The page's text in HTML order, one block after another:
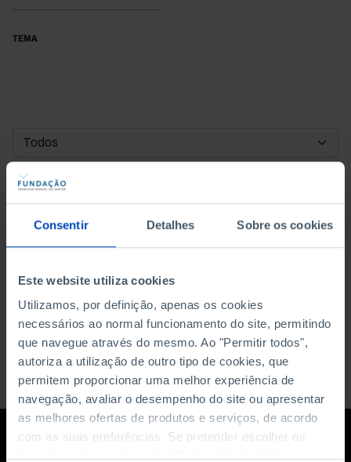
Consentir Detalhes Sobre os cookies
Este website utiliza cookies
Utilizamos, por definição, apenas os cookies
necessários ao normal funcionamento do site, permitindo
que navegue através do mesmo. Ao "Permitir todos",
autoriza a utilização de outro tipo de cookies, que
permitem proporcionar uma melhor experiência de
navegação, avaliar o desempenho do site ou apresentar
as melhores ofertas de produtos e serviços, de acordo
com as suas preferências. Se pretender escolher os
TEMA
DATA DE INÍCIO
DATA DE FIM